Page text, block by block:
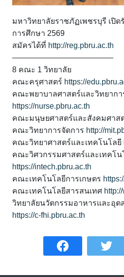
มหาวิทยาลัยราชภัฏเพชรบุรี เปิ
การศึกษา 2569
สมัครได้ที่ http://reg.pbru.ac.th
—————————————
8 คณะ 1 วิทยาลัย
คณะครุศาสตร์ https://
คณะพยาบาลศาสตร์และวิทยาก
https://nurse.pbru.ac.th
คณะมนุษยศาสตร์และสังคมศาส
คณะวิทยาการจัดการ http://
คณะวิทยาศาสตร์และเทคโนโลยี
คณะวิศวกรรมศาสตร์และเทคโน
https://intech.pbru.ac.th
คณะเทคโนโลยีการเกษตร
คณะเทคโนโลยีสารสนเทศ
วิทยาลัยนวัตกรรมอาหารและอุต
https://c-fhi.pbru.ac.th